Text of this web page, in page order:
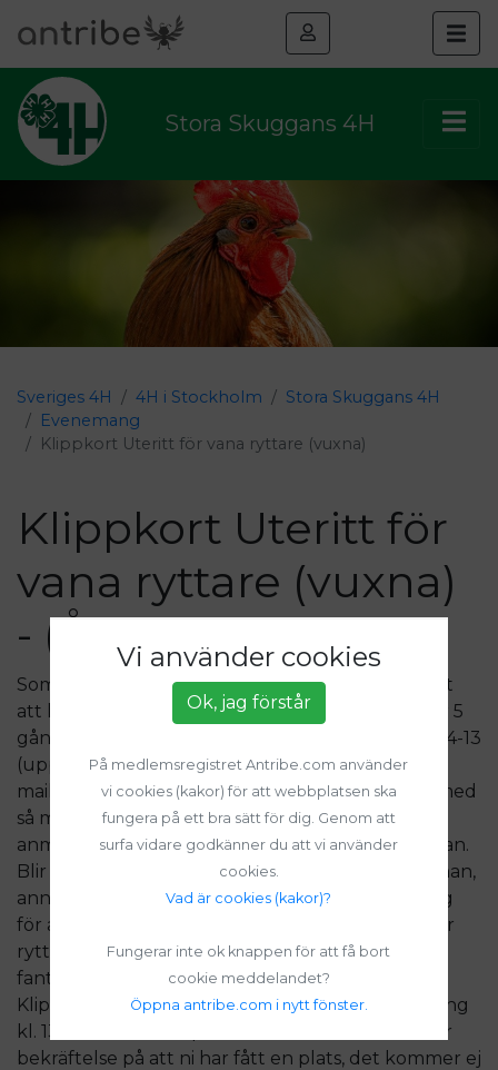
Stora Skuggans 4H
Sveriges 4H 4H i Stockholm
Stora Skuggans 4H
Evenemang
Klippkort Uteritt för vana ryttare (vuxna)
Klippkort Uteritt för
vana ryttare (vuxna)
- (År 2024)
Som ridande elev på gården har du nu möjlighet
att köpa klippkort på uteritter. Klippkortet är för 5
gånger och man kan välja olika datum mellan v. 4-13
(uppehåll v. 9). Du köper klippkortet genom att
maila gården, rider du inte hos oss men vill rida med
så maila: storaskuggan@4h.se för mer info. Man
anmäler sig här på Antribe till de tillfällen man kan.
Blir man sjuk behöver man avboka minst 24h innan,
annars debiteras fullt belopp. Du är själv ansvarig
för att nyttja alla tillfällen. Ritterna anpassas efter
ryttare och dagsform på hästar, vi rider i den
fantastiska miljön här på Norra Djurgården. Pris:
Klippkort, 1875 kr (5ggr) Denna ritt: 7 mars, samling
kl. 13 En faktura skapas automatiskt och det är er
bekräftelse på att ni har fått en plats, det kommer ej
Vi använder cookies
Ok, jag förstår
På medlemsregistret Antribe.com använder
vi cookies (kakor) för att webbplatsen ska
fungera på ett bra sätt för dig. Genom att
surfa vidare godkänner du att vi använder
cookies.
Vad är cookies (kakor)?
Fungerar inte ok knappen för att få bort
cookie meddelandet?
Öppna antribe.com i nytt fönster.